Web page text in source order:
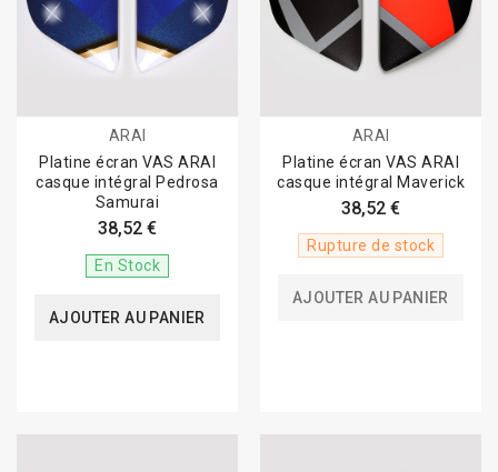
ARAI
Platine écran VAS ARAI
casque intégral Pedrosa
Samurai
38,52 €
En Stock
AJOUTER AU PANIER
ARAI
Platine écran VAS ARAI
casque intégral Maverick
38,52 €
Rupture de stock
AJOUTER AU PANIER